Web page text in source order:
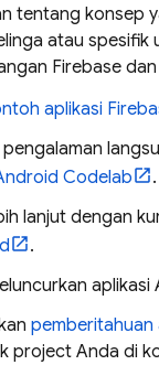
tentang konsep
atau spesifik
Firebase
aplikasi
Codelab
.
lanjut dengan
.
aplikasi
pemberitahuan
project Anda di